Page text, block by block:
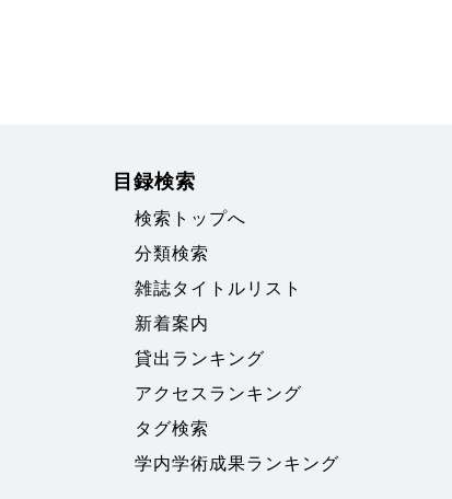
目録検索
検索トップへ
分類検索
雑誌タイトルリスト
新着案内
貸出ランキング
アクセスランキング
タグ検索
学内学術成果ランキング